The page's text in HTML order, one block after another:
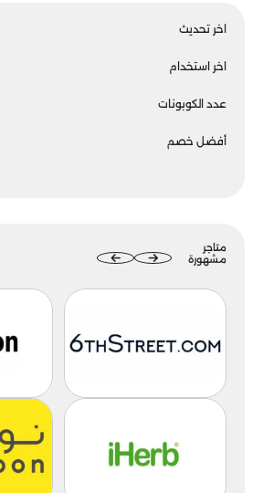
اخر تحديث
اخر استخدام
عدد الكوبونات
أفضل خصم
متاجر
مشهورة